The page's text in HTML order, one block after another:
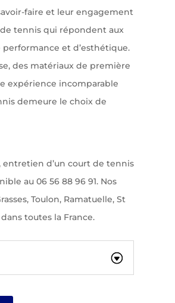
faire et leur engagement
de tennis qui répondent aux
et d’esthétique.
des matériaux de première
expérience incomparable
demeure le choix de
d’un court de tennis
au 06 56 88 96 91. Nos
Toulon, Ramatuelle, St
toutes la France.